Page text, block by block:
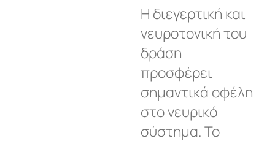
Η διεγερτική και
νευροτονική του
δράση
προσφέρει
σημαντικά οφέλη
στο νευρικό
σύστημα. Το